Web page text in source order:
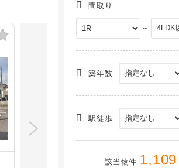
間取り
～
築年数
駅徒歩
該当物件 1,109